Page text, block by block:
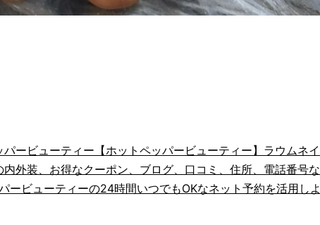
ービューティー 【ホットペッパービューティー】ラウムネイ
外装、お得なクーポン、ブログ、口コミ、住所、電話番号な
ービューティーの24時間いつでもOKなネット予約を活用しよ